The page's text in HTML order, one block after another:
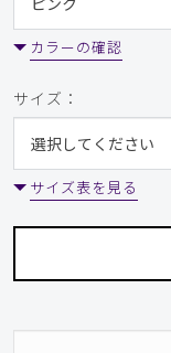
カラーの確認
サイズ：
サイズ表を見る